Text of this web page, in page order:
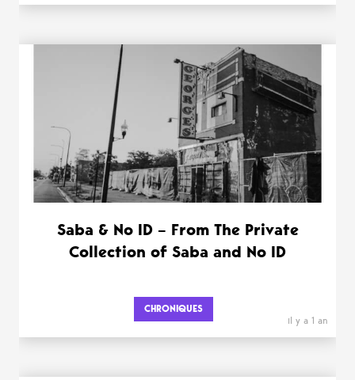
Saba & No ID – From The Private
Collection of Saba and No ID
CHRONIQUES
il y a 1 an